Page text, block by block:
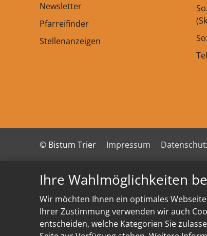
Ihre Wahlmöglichkeiten
Wir möchten Ihnen ein optimales
Ihrer Zustimmung verwenden wir auch
entscheiden, welche Kategorien Sie
Newsletter
Pfarreifinder
Stellenanzeigen
© Bistum Trier Impressum